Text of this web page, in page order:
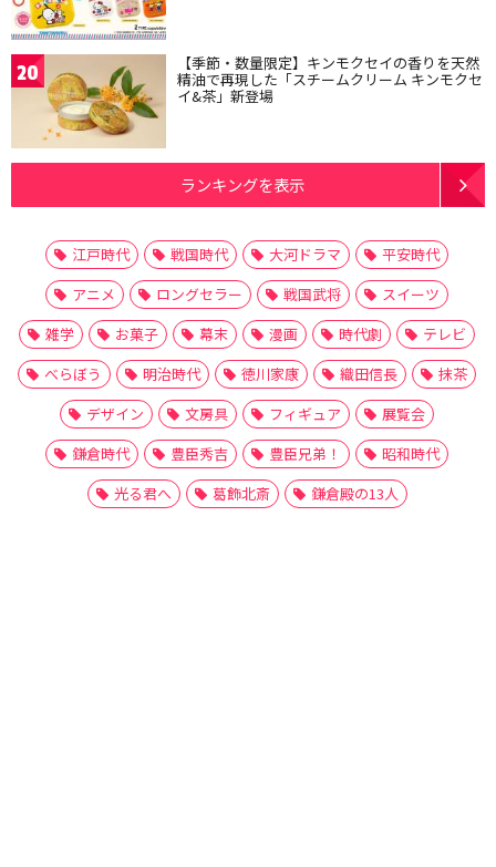
20 【季節・数量限定】キンモクセイの香りを天然
精油で再現した「スチームクリーム キンモクセ
イ&茶」新登場
ランキングを表示
江戸時代 戦国時代 大河ドラマ
平安時代
アニメ
ロングセラー 戦国武将
スイーツ
雑学
お菓子 幕末 漫画 時代劇
テレビ
べらぼう
明治時代 徳川家康 織田信長
抹茶
デザイン
文房具 フィギュア
展覧会
鎌倉時代
豊臣秀吉 豊臣兄弟！
昭和時代
光る君へ
葛飾北斎 鎌倉殿の13人